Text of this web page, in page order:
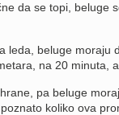
da se topi, beluge
leda, beluge moraju
na 20 minuta,
pa beluge
koliko ova